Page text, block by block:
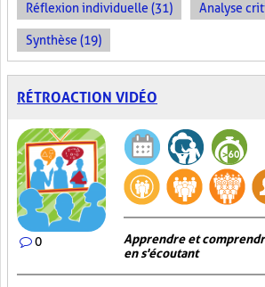
Réflexion individuelle (31) Analyse
Synthèse (19)
RÉTROACTION VIDÉO
0
Apprendre et
en s'écoutant